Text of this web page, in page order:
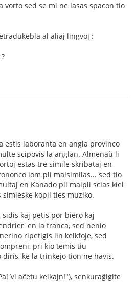
vorto sed se mi ne lasas spacon tio
al aliaj lingvoj :
estis laboranta en angla provinco
scipovis la anglan. Almenaŭ li
estas tre simile skribataj en
iom pli malsimilas... sed tio
en Kanado pli malpli scias kiel
kopii ties muziko.
kaj petis por biero kaj
en la franca, sed nenio
ripetigis lin kelkfoje, sed
pri kio temis tiu
ke la trinkejo tion ne havis.
Vi aĉetu kelkajn!"), senkuraĝigite